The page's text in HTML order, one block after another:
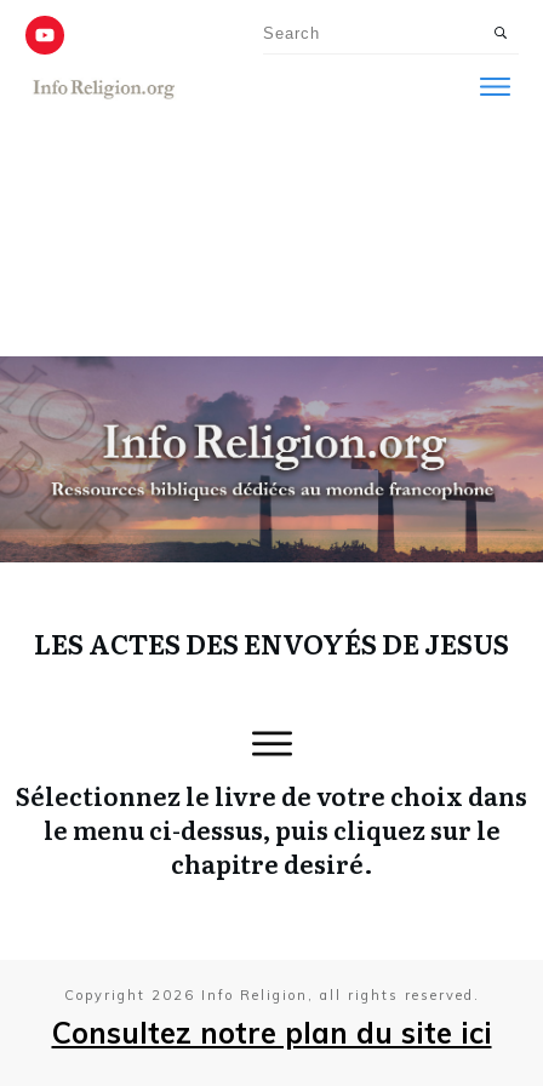
LES ACTES DES ENVOYÉS DE JESUS
Sélectionnez le livre de votre choix dans
le menu ci-dessus, puis cliquez sur le
chapitre desiré.
Copyright 2026 Info Religion , all rights reserved.
Consultez notre plan du site ici